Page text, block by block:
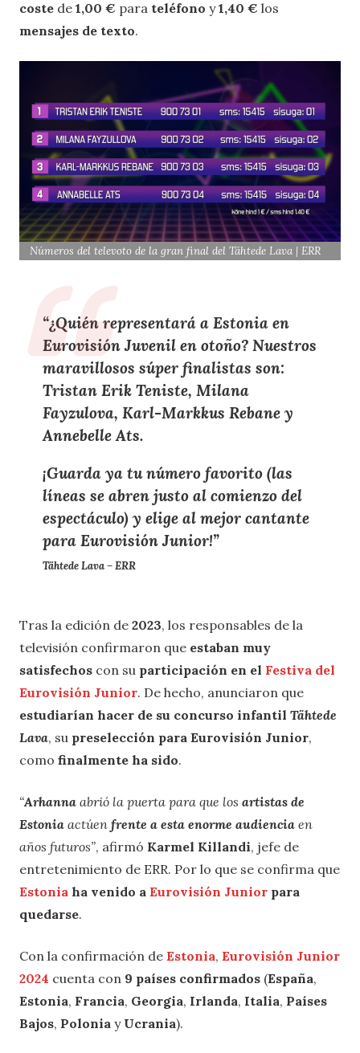
coste de 1,00 € para teléfono y1,40 € los
mensajes de texto.
Números del televoto de la gran final del Tähtede Lava | ERR
“¿Quién representará a Estonia en
Eurovisión Juvenil en otoño? Nuestros
maravillosos súper finalistas son:
Tristan Erik Teniste, Milana
Fayzulova, Karl-Markkus Rebaney
Annebelle Ats.
¡Guarda ya tu número favorito (las
líneas se abren justo al comienzo del
espectáculo) y elige al mejor cantante
para Eurovisión Junior!”
Tähtede Lava – ERR
Tras la edición de 2023, los responsables de la
televisión confirmaron que estaban muy
satisfechos con su participación en el Festiva del
Eurovisión Junior. De hecho, anunciaron que
estudiarían hacer de su concurso infantil Tähtede
Lava, su preselección para Eurovisión Junior,
como finalmente ha sido.
“Arhanna abrió la puerta para que los artistas de
Estonia actúen frente a esta enorme audiencia en
años futuros”, afirmó Karmel Killandi, jefe de
entretenimiento de ERR. Por lo que se confirma que
Estonia ha venido a Eurovisión Junior para
quedarse.
Con la confirmación de Estonia, Eurovisión Junior
2024 cuenta con 9 países confirmados (España,
Estonia, Francia, Georgia, Irlanda, Italia, Países
Bajos, Polonia y Ucrania).